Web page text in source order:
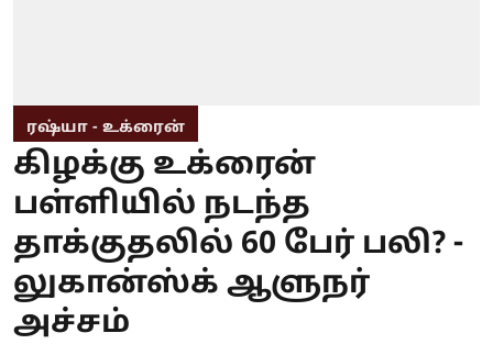
ரஷ்யா - உக்ரைன்
கிழக்கு உக்ரைன்
பள்ளியில் நடந்த
தாக்குதலில் 60 பேர் பலி? -
லுகான்ஸ்க் ஆளுநர்
அச்சம்